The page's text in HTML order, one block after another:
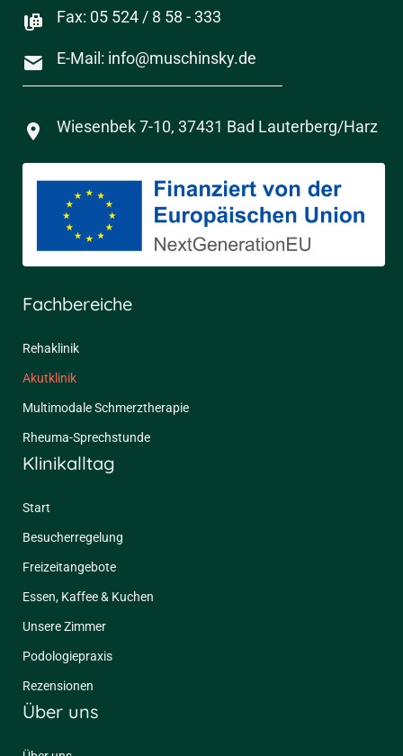
Fax: 05 524 / 8 58 - 333
E-Mail: info@muschinsky.de
Wiesenbek 7-10, 37431 Bad Lauterberg/Harz
Fachbereiche
Rehaklinik
Akutklinik
Multimodale Schmerztherapie
Rheuma-Sprechstunde
Klinikalltag
Start
Besucherregelung
Freizeitangebote
Essen, Kaffee & Kuchen
Unsere Zimmer
Podologiepraxis
Rezensionen
Über uns